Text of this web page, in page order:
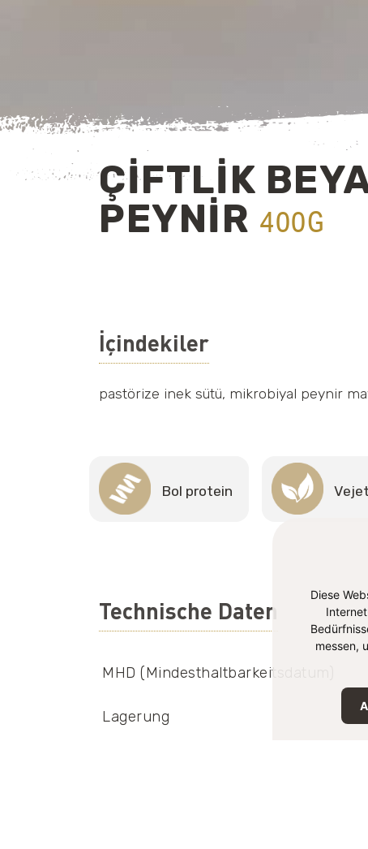
Diese
messen,
ÇİFTLİK
PEYNİR 400G
İçindekiler
pastörize inek sütü, mikrobiyal peynir
Bol protein
Technische Daten
MHD (Mindesthaltbarkeitsdatum)
Lagerung